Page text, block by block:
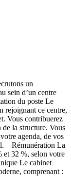
un
sein d’un centre
du poste Le
rejoignant ce centre,
Vous contribuerez
de la structure. Vous
agenda, de vos
Rémunération La
et 32 %, selon votre
Le cabinet
comprenant :